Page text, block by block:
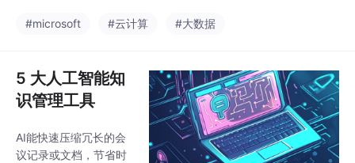
惑。在此，我们盘点了
解决这些困惑提出了建
议。
#microsoft #云计算 #大数据
5 大人工智能知
识管理工具
AI能快速压缩冗长的会
议记录或文档，节省时